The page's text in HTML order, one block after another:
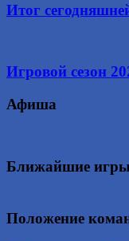
Итог
Игровой сезон
Афиша
Ближайшие
Положение